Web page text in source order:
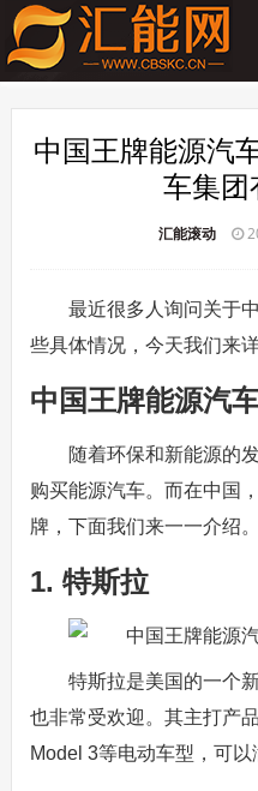
中国王牌能源汽
车集团
汇能滚动
最近很多人询问关于
些具体情况，今天我们来
中国王牌能源汽
随着环保和新能源的
购买能源汽车。而在中国
牌，下面我们来一一介绍。
1. 特斯拉
特斯拉是美国的一个
也非常受欢迎。其主打产
Model 3等电动车型，可以